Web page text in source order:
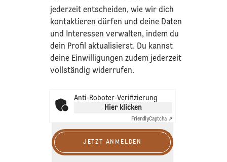
jederzeit entscheiden, wie wir dich
kontaktieren dürfen und deine Daten
und Interessen verwalten, indem du
dein Profil aktualisierst. Du kannst
deine Einwilligungen zudem jederzeit
vollständig widerrufen.
Anti-Roboter-Verifizierung
Hier klicken
FriendlyCaptcha ⇗
JETZT ANMELDEN